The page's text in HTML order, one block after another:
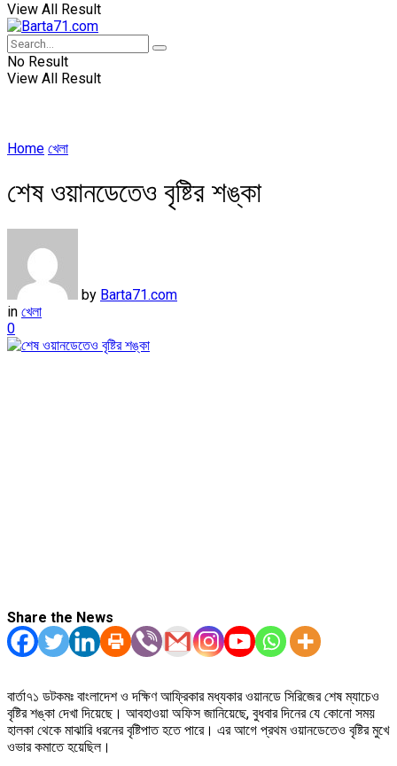
View All Result
No Result
View All Result
Home খেলা
শেষ ওয়ানডেতেও বৃষ্টির শঙ্কা
by Barta71.com
in খেলা
0
Share the News
বার্তা৭১ ডটকমঃ বাংলাদেশ ও দক্ষিণ আফ্রিকার মধ্যকার ওয়ানডে সিরিজের শেষ ম্যাচেও
বৃষ্টির শঙ্কা দেখা দিয়েছে। আবহাওয়া অফিস জানিয়েছে, বুধবার দিনের যে কোনো সময়
হালকা থেকে মাঝারি ধরনের বৃষ্টিপাত হতে পারে। এর আগে প্রথম ওয়ানডেতেও বৃষ্টির মুখে
ওভার কমাতে হয়েছিল।